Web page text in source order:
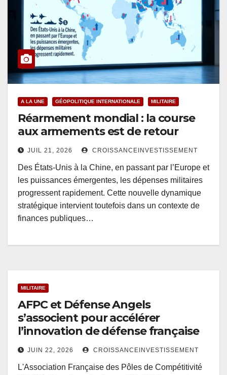
A LA UNE GÉOPOLITIQUE INTERNATIONALE MILITAIRE
Réarmement mondial : la course
aux armements est de retour
JUIL 21, 2026 CROISSANCEINVESTISSEMENT
Des États-Unis à la Chine, en passant par l’Europe et
les puissances émergentes, les dépenses militaires
progressent rapidement. Cette nouvelle dynamique
stratégique intervient toutefois dans un contexte de
finances publiques…
MILITAIRE
AFPC et Défense Angels
s’associent pour accélérer
l’innovation de défense française
JUIN 22, 2026 CROISSANCEINVESTISSEMENT
L'Association Française des Pôles de Compétitivité